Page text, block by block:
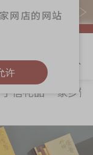
费！
更多
奇华工作坊
手信礼品
家乡饼
网店的网站
许